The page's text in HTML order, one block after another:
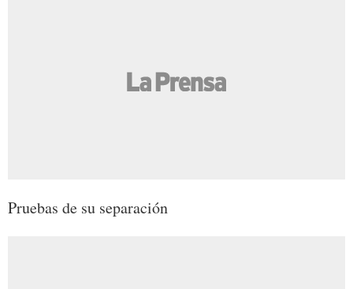
Pruebas de su separación